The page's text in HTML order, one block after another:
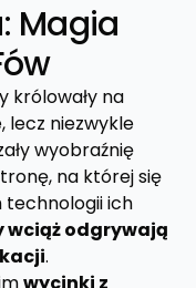
Magia
królowały na
lecz niezwykle
wyobraźnię
na której się
technologii ich
wciąż odgrywają
.